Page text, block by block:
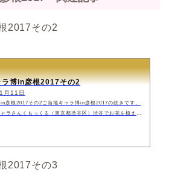
2017その2
ラ博in彦根2017その2
月11日
彦根2017その2ご当地キャラ博in彦根2017の続きです。
ラさんくもっくる（東京都渋谷区）渋谷でお花を植え、
ガチャ代金よりもお値段がいいものだったので申し訳な
2017その3